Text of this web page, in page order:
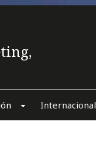
Internacional